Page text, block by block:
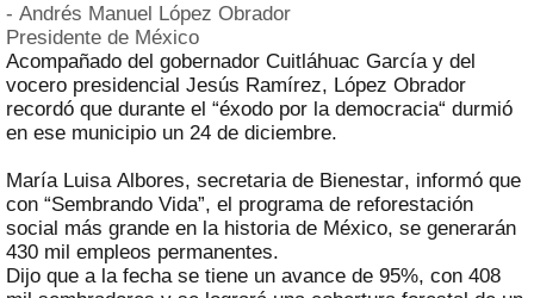
- Andrés Manuel López Obrador
Presidente de México
Acompañado del gobernador Cuitláhuac García y del
vocero presidencial Jesús Ramírez, López Obrador
recordó que durante el “éxodo por la democracia“ durmió
en ese municipio un 24 de diciembre.
María Luisa Albores, secretaria de Bienestar, informó que
con “Sembrando Vida”, el programa de reforestación
social más grande en la historia de México, se generarán
430 mil empleos permanentes.
Dijo que a la fecha se tiene un avance de 95%, con 408